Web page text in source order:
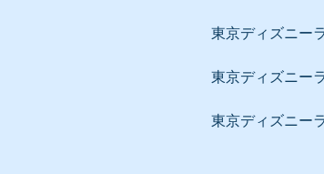
東京ディズニー
東京ディズニー
東京ディズニー